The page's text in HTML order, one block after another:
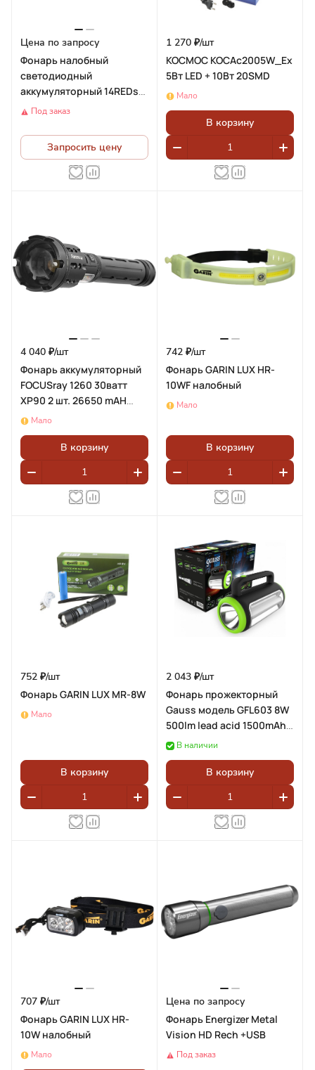
Цена по запросу
Фонарь налобный
светодиодный
аккумуляторный 14REDs
IP44, пластик, TH2309
Под заказ
Запросить цену
1 270 ₽/шт
КОСМОС KOCAc2005W_Ex
5Вт LED + 10Вт 20SMD
Мало
В корзину
4 040 ₽/шт
Фонарь аккумуляторный
FOCUSray 1260 30ватт
XP90 2 шт. 26650 mAH
628571
Мало
В корзину
742 ₽/шт
Фонарь GARIN LUX HR-
10WF налобный
Мало
В корзину
752 ₽/шт
Фонарь GARIN LUX MR-8W
Мало
В корзину
2 043 ₽/шт
Фонарь прожекторный
Gauss модель GFL603 8W
500lm lead acid 1500mAh
диммируемый LED 1/10/20
В наличии
В корзину
707 ₽/шт
Фонарь GARIN LUX HR-
10W налобный
Мало
Цена по запросу
Фонарь Energizer Metal
Vision HD Rech +USB
Под заказ